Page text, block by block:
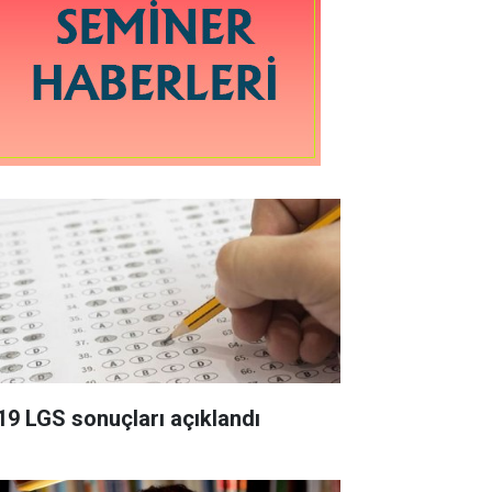
LGS sonuçları açıklandı